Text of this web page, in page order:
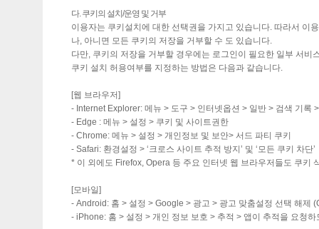
다. 쿠키의 설치/운영 및 거부
이용자는 쿠키설치에 대한 선택권을 가지고 있습니다. 따라서 이
나, 아니면 모든 쿠키의 저장을 거부할 수 도 있습니다.
다만, 쿠키의 저장을 거부할 경우에는 로그인이 필요한 일부 서비
쿠키 설치 허용여부를 지정하는 방법은 다음과 같습니다.
[웹 브라우저]
- Internet Explorer: 메뉴 > 도구 > 인터넷옵션 > 일반 > 검색 기록 >
- Edge : 메뉴 > 설정 > 쿠키 및 사이트권한
- Chrome: 메뉴 > 설정 > 개인정보 및 보안> 서드 파티 쿠키
- Safari: 환경설정 > ‘크로스 사이트 추적 방지’ 및 ‘모든 쿠키 차단’
* 이 외에도 Firefox, Opera 등 주요 인터넷 웹 브라우저들도 쿠키
[모바일]
- Android: 홈 > 설정 > Google > 광고 > 광고 맞춤설정 선택 해제
- iPhone: 홈 > 설정 > 개인 정보 보호 > 추적 > 앱이 추적을 요청하